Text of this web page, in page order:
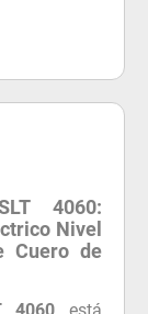
4060:
Nivel
Cuero de